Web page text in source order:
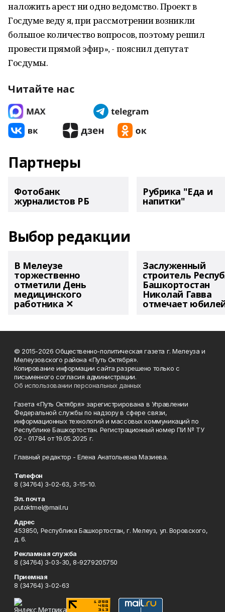
наложить арест ни одно ведомство. Проект в
Госдуме веду я, при рассмотрении возникли
большое количество вопросов, поэтому решил
провести прямой эфир», - пояснил депутат
Госдумы.
Читайте нас
Партнеры
Фотобанк
журналистов РБ
Рубрика "Еда и
напитки"
Выбор редакции
В Мелеузе
торжественно
отметили День
медицинского
работника ✕
Заслуженный
строитель
Башкортостан
Николай Гавва
отмечает
© 2015-2026 Общественно-политическая газета г. Мелеуза и
Мелеузовского района «Путь Октября».
Копирование информации сайта разрешено только с
письменного согласия администрации.
Об использовании персональных данных
Газета «Путь Октября» зарегистрирована в Управлении
Федеральной службы по надзору в сфере связи,
информационных технологий и массовых коммуникаций по
Республике Башкортостан. Регистрационный номер ПИ № ТУ
02 - 01784 от 19.05.2025 г.
Главный редактор - Елена Анатольевна Мазиева.
Телефон
8 (34764) 3-02-63, 3-15-10.
Эл. почта
putoktmel@mail.ru
Адрес
453850, Республика Башкортостан, г. Мелеуз, ул. Воровского,
д. 6.
Рекламная служба
8 (34764) 3-03-30, 8-9279205750
Приемная
8 (34764) 3-02-63